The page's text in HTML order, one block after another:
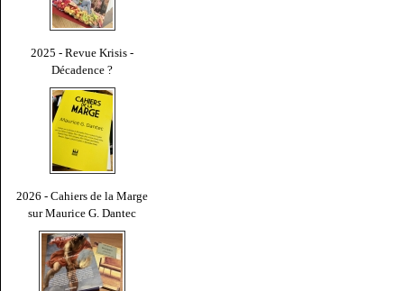
2025 - Revue Krisis -
Décadence ?
2026 - Cahiers de la Marge
sur Maurice G. Dantec